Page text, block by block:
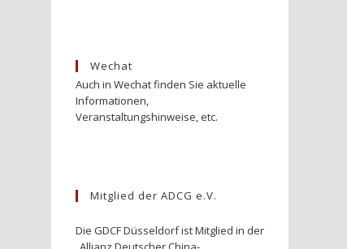
Wechat
Auch in Wechat finden Sie aktuelle
Informationen,
Veranstaltungshinweise, etc.
Mitglied der ADCG e.V.
Die GDCF Düsseldorf ist Mitglied in der